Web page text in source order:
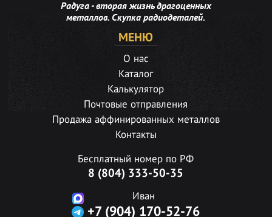
Радуга - вторая жизнь драгоценных
металлов. Скупка радиодеталей.
МЕНЮ
О нас
Каталог
Калькулятор
Почтовые отправления
Продажа аффинированных металлов
Контакты
Бесплатный номер по РФ
8 (804) 333-50-35
Иван
+7 (904) 170-52-76